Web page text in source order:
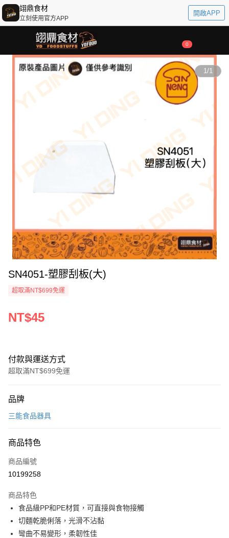
翊鼎食材
立刻使用官方APP
開啟APP
0
1/1
SN4051-塑膠刮板(大)
超取滿NT$699免運
NT$45
付款與運送方式
超取滿NT$699免運
信用卡一次付款
運送方式
• 付款後全家取貨
• 付款後7-11取貨
每筆NT$60，滿NT$699(含以上)免運費
(請點開選項勾選)
品牌
三能食品器具
商品特色
商品編號
10199258
商品特色
食品級PP和PE材質，可直接與食物接觸
切麵乾脆俐落，光滑不沾黏
彎曲不易變形，柔韌性佳